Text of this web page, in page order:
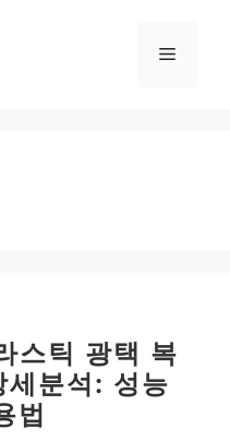
메
스틱 광택 복
분석: 성능
법